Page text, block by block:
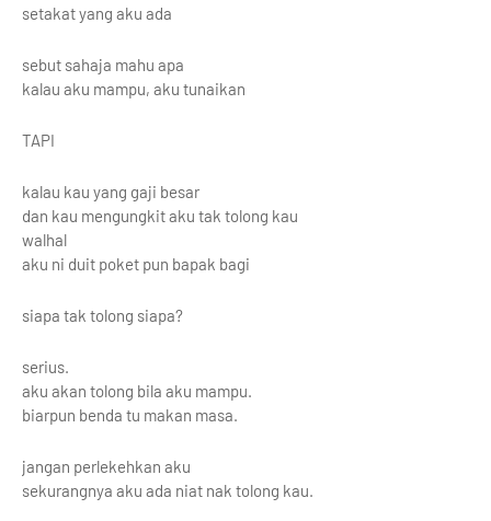
setakat yang aku ada
sebut sahaja mahu apa
kalau aku mampu, aku tunaikan
TAPI
kalau kau yang gaji besar
dan kau mengungkit aku tak tolong kau
walhal
aku ni duit poket pun bapak bagi
siapa tak tolong siapa?
serius.
aku akan tolong bila aku mampu.
biarpun benda tu makan masa.
jangan perlekehkan aku
sekurangnya aku ada niat nak tolong kau.